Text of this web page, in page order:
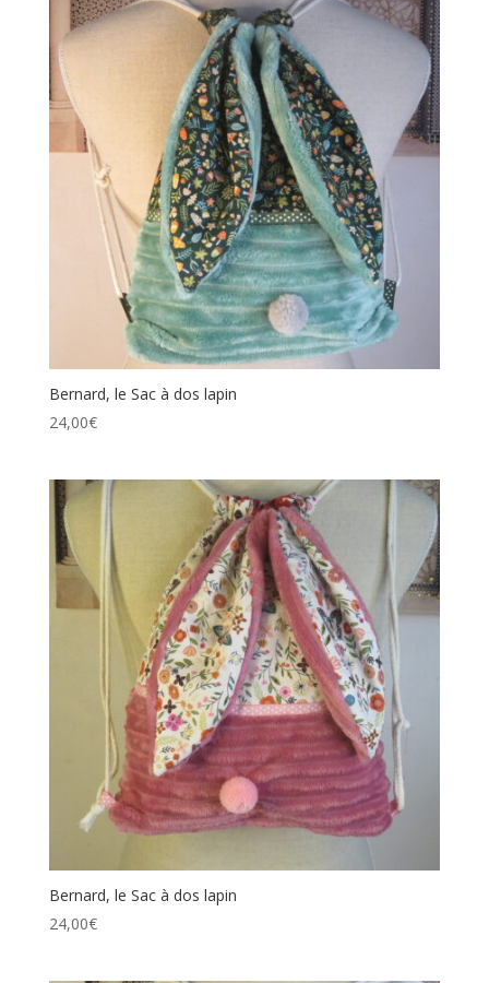
Bernard, le Sac à dos lapin
24,00€
Bernard, le Sac à dos lapin
24,00€